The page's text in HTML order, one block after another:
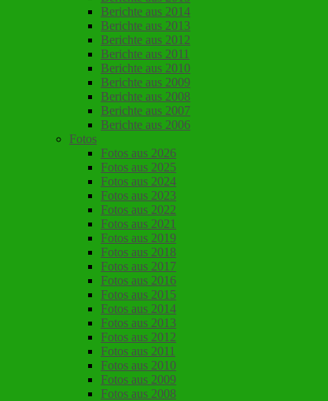
Berichte aus 2014
Berichte aus 2013
Berichte aus 2012
Berichte aus 2011
Berichte aus 2010
Berichte aus 2009
Berichte aus 2008
Berichte aus 2007
Berichte aus 2006
Fotos
Fotos aus 2026
Fotos aus 2025
Fotos aus 2024
Fotos aus 2023
Fotos aus 2022
Fotos aus 2021
Fotos aus 2019
Fotos aus 2018
Fotos aus 2017
Fotos aus 2016
Fotos aus 2015
Fotos aus 2014
Fotos aus 2013
Fotos aus 2012
Fotos aus 2011
Fotos aus 2010
Fotos aus 2009
Fotos aus 2008